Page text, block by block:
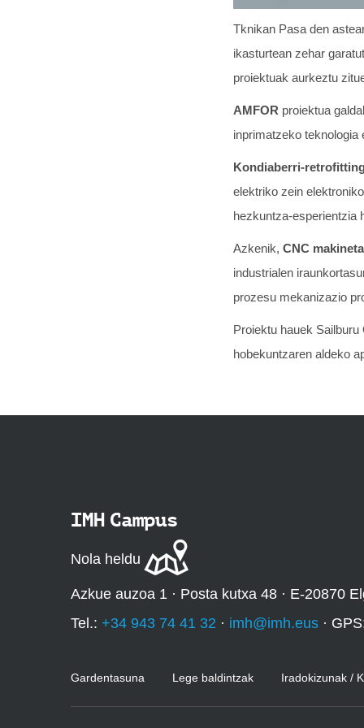
Tknikan Pasa den
ikasturtean zehar
proiektuak aurkeztu
AMFOR proiektua
inprimatzeko teknologia
Kondiaberri-
elektriko zein
hezkuntza-esperientzia
Azkenik, CNC
industrialen
prozesu mekanizazio
Proiektu hauek
hobekuntzaren aldeko
IMH Campus
Nola heldu
Azkue auzoa 1 · Posta kutxa 48 · E-20870
Tel.: +34 943 74 41 32 · imh@imh.eus ·
Gardentasuna Lege baldintzak Iradokizunak /